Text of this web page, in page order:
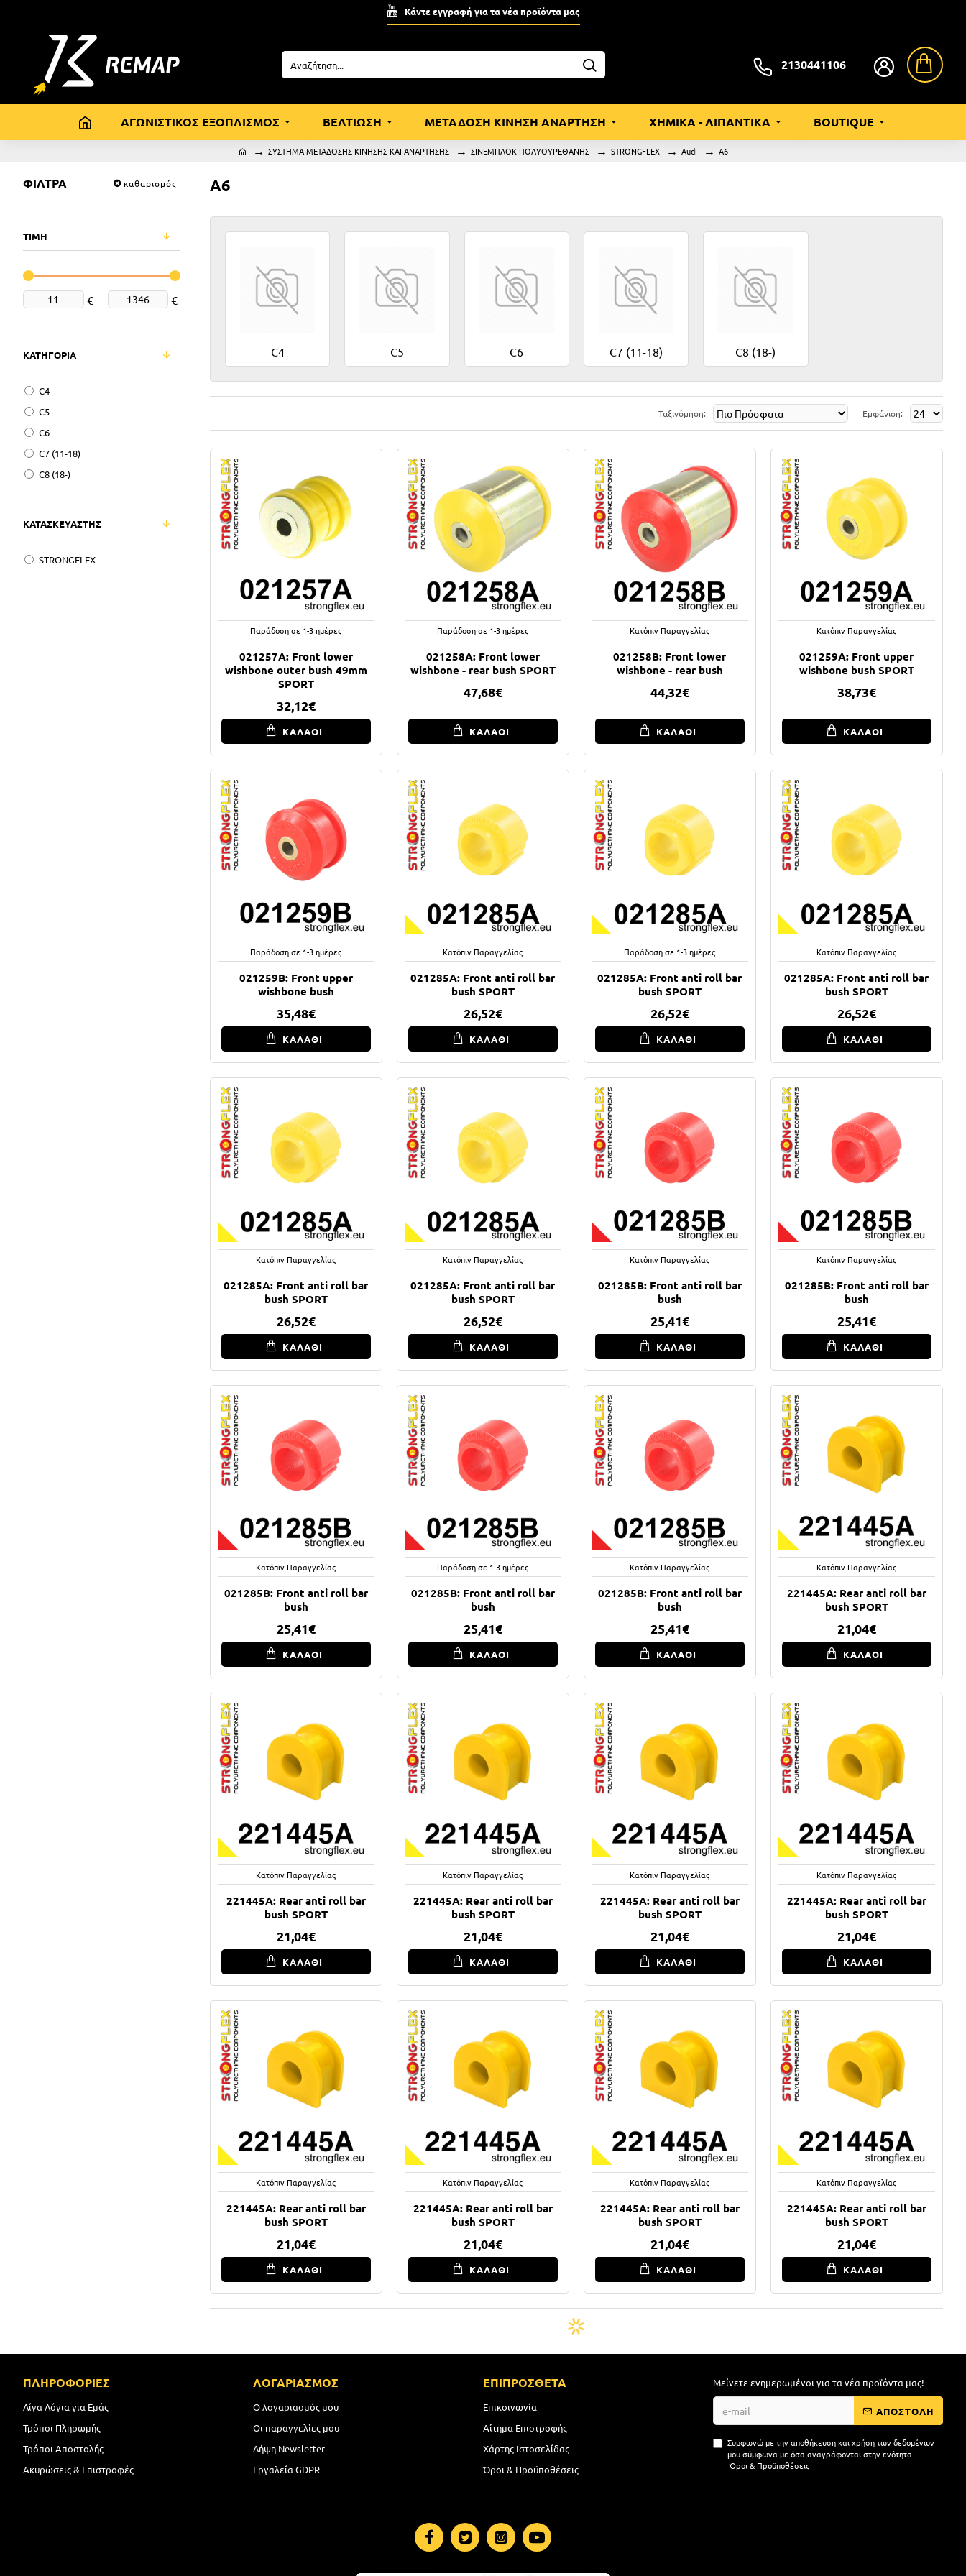
Κάντε εγγραφή για τα νέα προϊόντα μας
2130441106
ΑΓΩΝΙΣΤΙΚΟΣ ΕΞΟΠΛΙΣΜΟΣ ΒΕΛΤΙΩΣΗ ΜΕΤΑΔΟΣΗ ΚΙΝΗΣΗ ΑΝΑΡΤΗΣΗ ΧΗΜΙΚΑ - ΛΙΠΑΝΤΙΚΑ BOUTIQUE
ΣΥΣΤΗΜΑ ΜΕΤΑΔΟΣΗΣ ΚΙΝΗΣΗΣ ΚΑΙ ΑΝΑΡΤΗΣΗΣ ΣΙΝΕΜΠΛΟΚ ΠΟΛΥΟΥΡΕΘΑΝΗΣ STRONGFLEX Audi A6
ΦΙΛΤΡΑ καθαρισμός
ΤΙΜΗ
€ €
ΚΑΤΗΓΟΡΙΑ
C4
C5
C6
C7 (11-18)
C8 (18-)
ΚΑΤΑΣΚΕΥΑΣΤΗΣ
STRONGFLEX
A6
C4 C5 C6 C7 (11-18) C8 (18-)
Ταξινόμηση: Εμφάνιση:
Παράδοση σε 1-3 ημέρες
021257A: Front lower
wishbone outer bush 49mm
SPORT
32,12€
ΚΑΛΑΘΙ
Παράδοση σε 1-3 ημέρες
021258A: Front lower
wishbone - rear bush SPORT
47,68€
ΚΑΛΑΘΙ
Κατόπιν Παραγγελίας
021258B: Front lower
wishbone - rear bush
44,32€
ΚΑΛΑΘΙ
Κατόπιν Παραγγελίας
021259A: Front upper
wishbone bush SPORT
38,73€
ΚΑΛΑΘΙ
Παράδοση σε 1-3 ημέρες
021259B: Front upper
wishbone bush
35,48€
ΚΑΛΑΘΙ
Κατόπιν Παραγγελίας
021285A: Front anti roll bar
bush SPORT
26,52€
ΚΑΛΑΘΙ
Παράδοση σε 1-3 ημέρες
021285A: Front anti roll bar
bush SPORT
26,52€
ΚΑΛΑΘΙ
Κατόπιν Παραγγελίας
021285A: Front anti roll bar
bush SPORT
26,52€
ΚΑΛΑΘΙ
Κατόπιν Παραγγελίας
021285A: Front anti roll bar
bush SPORT
26,52€
ΚΑΛΑΘΙ
Κατόπιν Παραγγελίας
021285A: Front anti roll bar
bush SPORT
26,52€
ΚΑΛΑΘΙ
Κατόπιν Παραγγελίας
021285B: Front anti roll bar
bush
25,41€
ΚΑΛΑΘΙ
Κατόπιν Παραγγελίας
021285B: Front anti roll bar
bush
25,41€
ΚΑΛΑΘΙ
Κατόπιν Παραγγελίας
021285B: Front anti roll bar
bush
25,41€
ΚΑΛΑΘΙ
Παράδοση σε 1-3 ημέρες
021285B: Front anti roll bar
bush
25,41€
ΚΑΛΑΘΙ
Κατόπιν Παραγγελίας
021285B: Front anti roll bar
bush
25,41€
ΚΑΛΑΘΙ
Κατόπιν Παραγγελίας
221445A: Rear anti roll bar
bush SPORT
21,04€
ΚΑΛΑΘΙ
Κατόπιν Παραγγελίας
221445A: Rear anti roll bar
bush SPORT
21,04€
ΚΑΛΑΘΙ
Κατόπιν Παραγγελίας
221445A: Rear anti roll bar
bush SPORT
21,04€
ΚΑΛΑΘΙ
Κατόπιν Παραγγελίας
221445A: Rear anti roll bar
bush SPORT
21,04€
ΚΑΛΑΘΙ
Κατόπιν Παραγγελίας
221445A: Rear anti roll bar
bush SPORT
21,04€
ΚΑΛΑΘΙ
Κατόπιν Παραγγελίας
221445A: Rear anti roll bar
bush SPORT
21,04€
ΚΑΛΑΘΙ
Κατόπιν Παραγγελίας
221445A: Rear anti roll bar
bush SPORT
21,04€
ΚΑΛΑΘΙ
Κατόπιν Παραγγελίας
221445A: Rear anti roll bar
bush SPORT
21,04€
ΚΑΛΑΘΙ
Κατόπιν Παραγγελίας
221445A: Rear anti roll bar
bush SPORT
21,04€
ΚΑΛΑΘΙ
ΠΛΗΡΟΦΟΡΙΕΣ
Λίγα Λόγια για Εμάς
Τρόποι Πληρωμής
Τρόποι Αποστολής
Ακυρώσεις & Επιστροφές
ΛΟΓΑΡΙΑΣΜΟΣ
Ο λογαριασμός μου
Οι παραγγελίες μου
Λήψη Newsletter
Εργαλεία GDPR
ΕΠΙΠΡΟΣΘΕΤΑ
Επικοινωνία
Αίτημα Επιστροφής
Χάρτης Ιστοσελίδας
Όροι & Προϋποθέσεις
Μείνετε ενημερωμένοι για τα νέα προϊόντα μας!
ΑΠΟΣΤΟΛΗ
Συμφωνώ με την αποθήκευση και χρήση των δεδομένων
μου σύμφωνα με όσα αναγράφονται στην ενότητα
Όροι & Προϋποθέσεις